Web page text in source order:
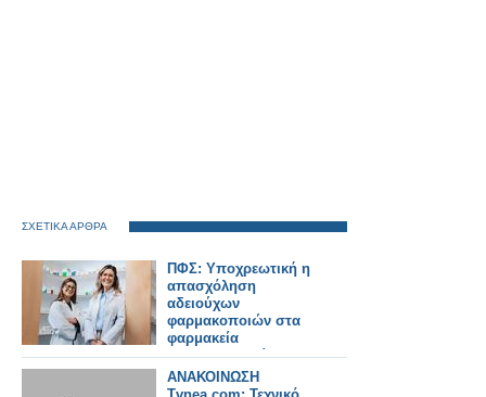
ΣΧΕΤΙΚΑ ΑΡΘΡΑ
ΠΦΣ: Υποχρεωτική η
απασχόληση
αδειούχων
φαρμακοποιών στα
φαρμακεία
πολυϊδιοκτησίας που
λειτουργούν με
διευρυμένο ωράριο
ΑΝΑΚΟΙΝΩΣΗ